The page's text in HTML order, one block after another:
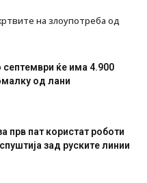
на злоупотреба од
септември ќе има 4.900
од лани
прв пат користат роботи
зад руските линии